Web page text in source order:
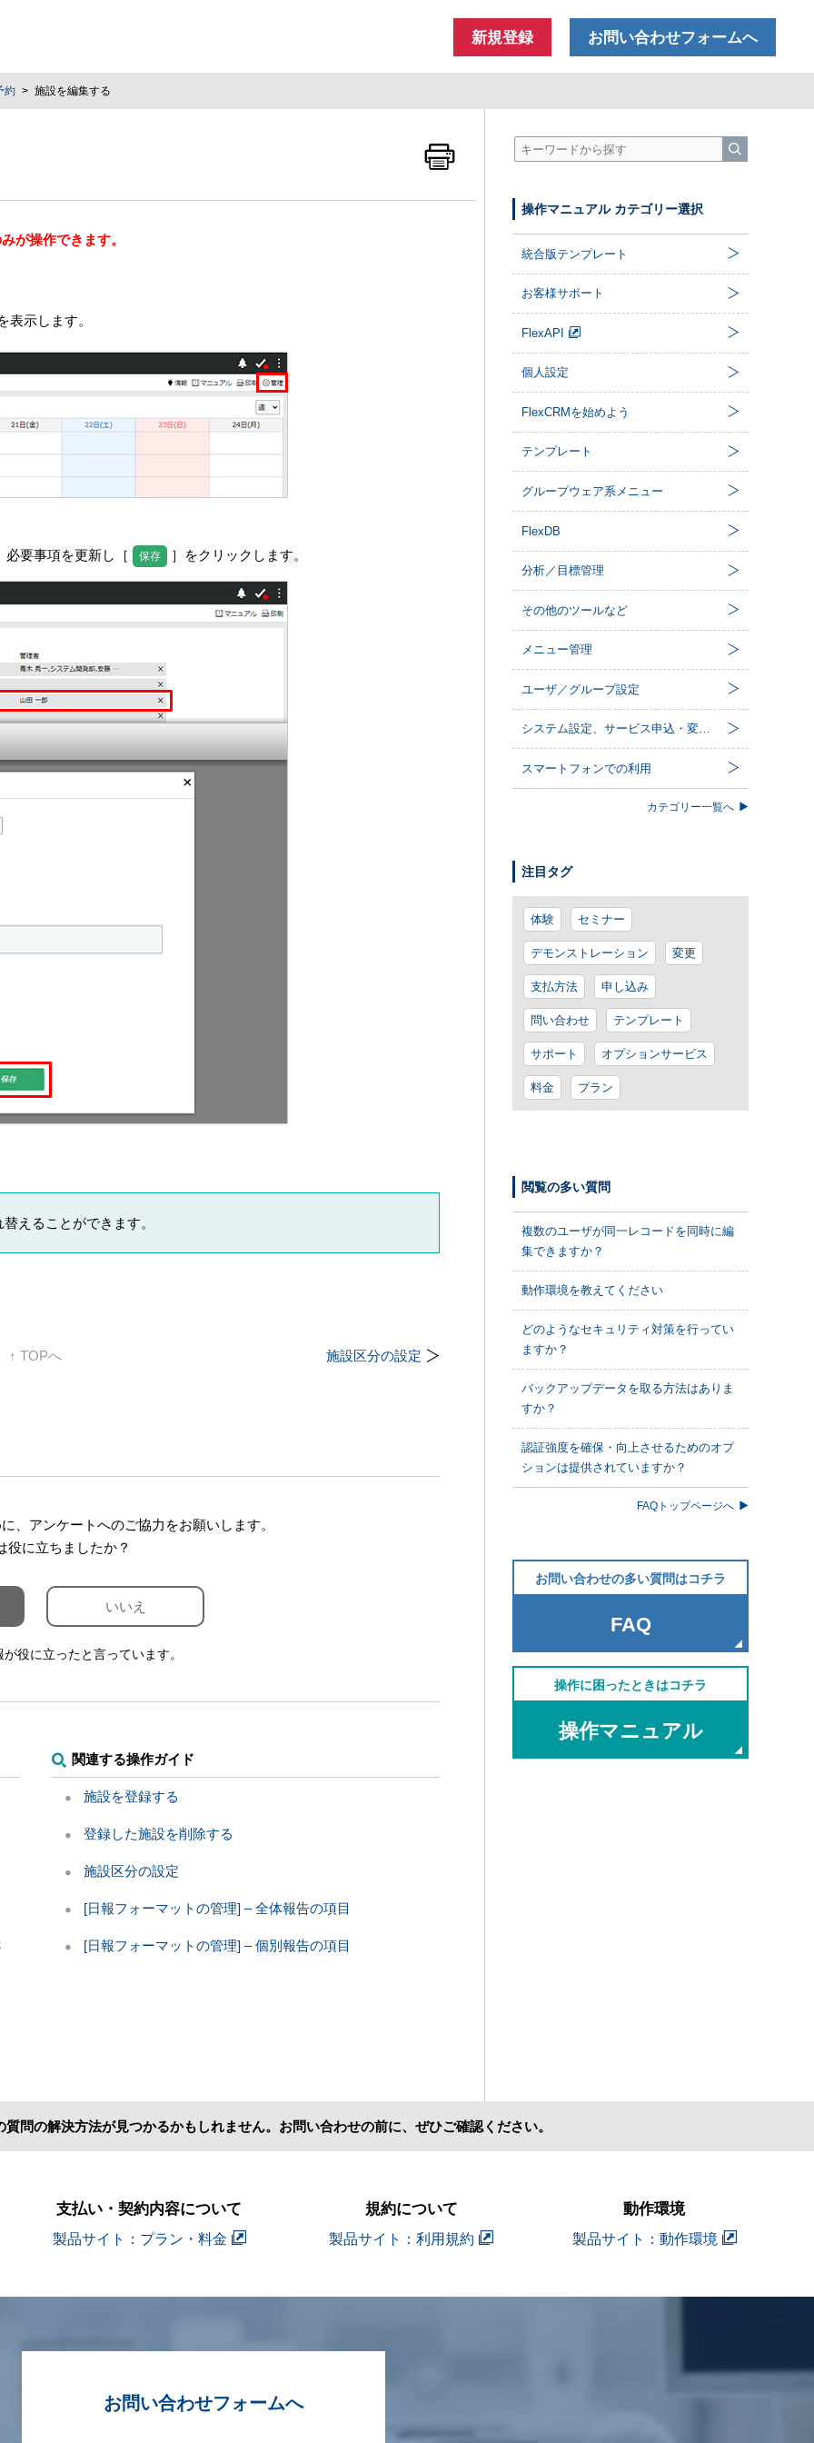
新規登録 お問い合わせフォームへ
約 施設を編集する
が操作できます。
表示します。
要事項を更新し［ 保存 ］をクリックします。
えることができます。
施設区分の設定
↑ TOPへ
、アンケートへのご協力をお願いします。
役に立ちましたか？
いいえ
役に立ったと言っています。
関連する操作ガイド
施設を登録する
登録した施設を削除する
施設区分の設定
[日報フォーマットの管理] – 全体報告の項目
[日報フォーマットの管理] – 個別報告の項目
操作マニュアル カテゴリー選択
統合版テンプレート
お客様サポート
FlexAPI
個人設定
FlexCRMを始めよう
テンプレート
グループウェア系メニュー
FlexDB
分析／目標管理
その他のツールなど
メニュー管理
ユーザ／グループ設定
システム設定、サービス申込・変更など
スマートフォンでの利用
カテゴリー一覧へ
注目タグ
体験 セミナー
デモンストレーション 変更
支払方法 申し込み
問い合わせ テンプレート
サポート オプションサービス
料金 プラン
閲覧の多い質問
複数のユーザが同一レコードを同時に編
集できますか？
動作環境を教えてください
どのようなセキュリティ対策を行ってい
ますか？
バックアップデータを取る方法はありま
すか？
認証強度を確保・向上させるためのオプ
ションは提供されていますか？
FAQトップページへ
お問い合わせの多い質問はコチラ
FAQ
操作に困ったときはコチラ
操作マニュアル
問の解決方法が見つかるかもしれません。お問い合わせの前に、ぜひご確認ください。
支払い・契約内容について
製品サイト：プラン・料金
規約について
製品サイト：利用規約
動作環境
製品サイト：動作環境
お問い合わせフォームへ